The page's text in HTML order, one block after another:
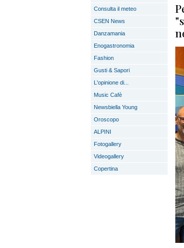
Consulta il meteo
CSEN News
Danzamania
Enogastronomia
Fashion
Gusti & Sapori
L'opinione di...
Music Cafè
Newsbiella Young
Oroscopo
ALPINI
Fotogallery
Videogallery
Copertina